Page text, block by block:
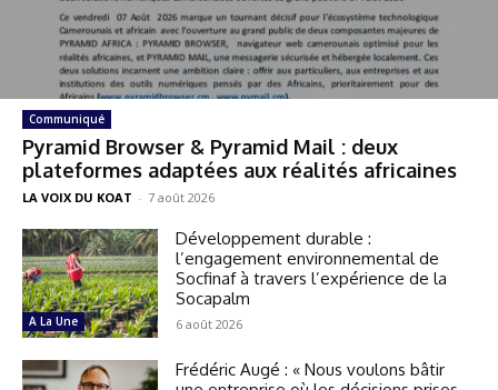
Communiqué
Pyramid Browser & Pyramid Mail : deux
plateformes adaptées aux réalités africaines
LA VOIX DU KOAT - 7 août 2026
A La Une
Développement durable :
l’engagement environnemental de
Socfinaf à travers l’expérience de la
Socapalm
6 août 2026
Frédéric Augé : « Nous voulons bâtir